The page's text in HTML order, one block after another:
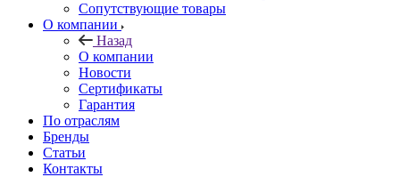
Сопутствующие товары
О компании
Назад
О компании
Новости
Сертификаты
Гарантия
По отраслям
Бренды
Статьи
Контакты